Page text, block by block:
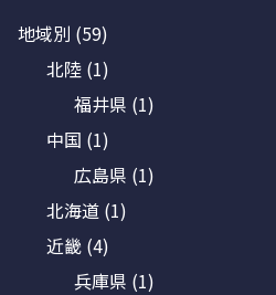
地域別 (59)
北陸 (1)
福井県 (1)
中国 (1)
広島県 (1)
北海道 (1)
近畿 (4)
兵庫県 (1)